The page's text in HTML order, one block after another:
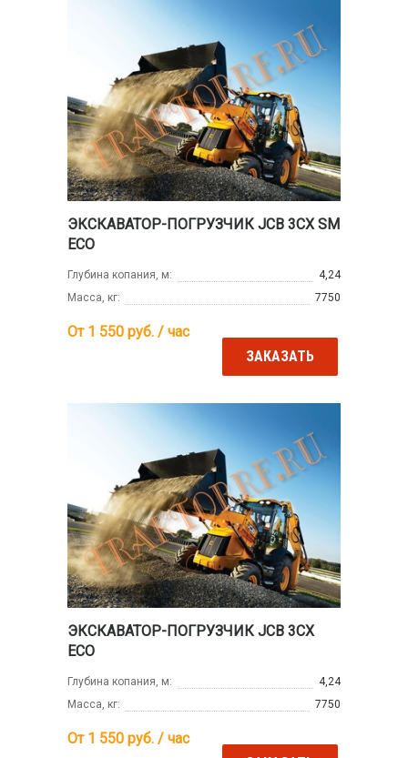
ЭКСКАВАТОР-ПОГРУЗЧИК JCB 3CX SM
ECO
Глубина копания, м:
4,24
Масса, кг:
7750
От 1 550 руб. / час
ЗАКАЗАТЬ
ЭКСКАВАТОР-ПОГРУЗЧИК JCB 3CX
ECO
Глубина копания, м:
4,24
Масса, кг:
7750
От 1 550 руб. / час